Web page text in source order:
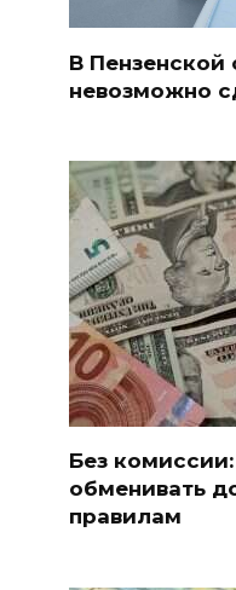
В Пензенской
невозможно
Без
обменивать
правилам